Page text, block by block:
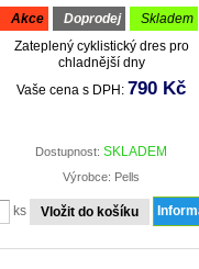
akce doprodej
skladem
Zateplený cyklistický dres pro
chladnější dny
Vaše cena s DPH: 790 Kč
Dostupnost:SKLADEM
Výrobce: Pells
ks